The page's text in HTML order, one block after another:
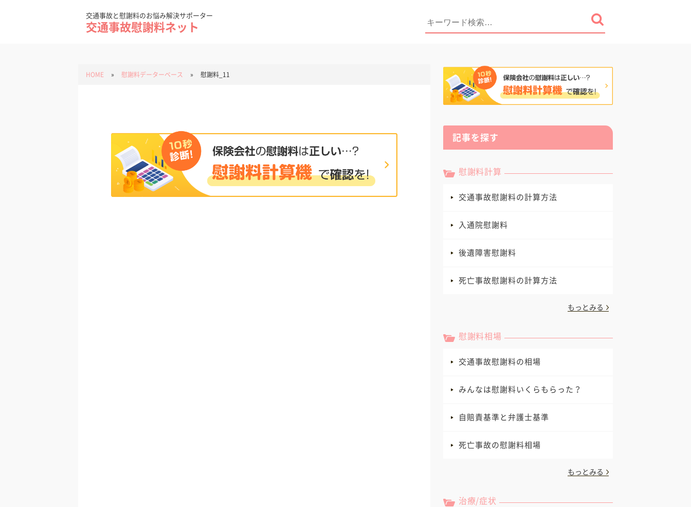
交通事故と慰謝料のお悩み解決サポーター
交通事故慰謝料ネット
HOME » 慰謝料データーベース » 慰謝料_11
記事を探す
慰謝料計算
交通事故慰謝料の計算方法
入通院慰謝料
後遺障害慰謝料
死亡事故慰謝料の計算方法
もっとみる
慰謝料相場
交通事故慰謝料の相場
みんなは慰謝料いくらもらった？
自賠責基準と弁護士基準
死亡事故の慰謝料相場
もっとみる
治療/症状